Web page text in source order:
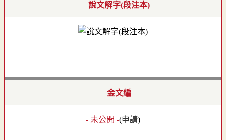
說文解字(段注本)
金文編
- 未公開 -(申請)